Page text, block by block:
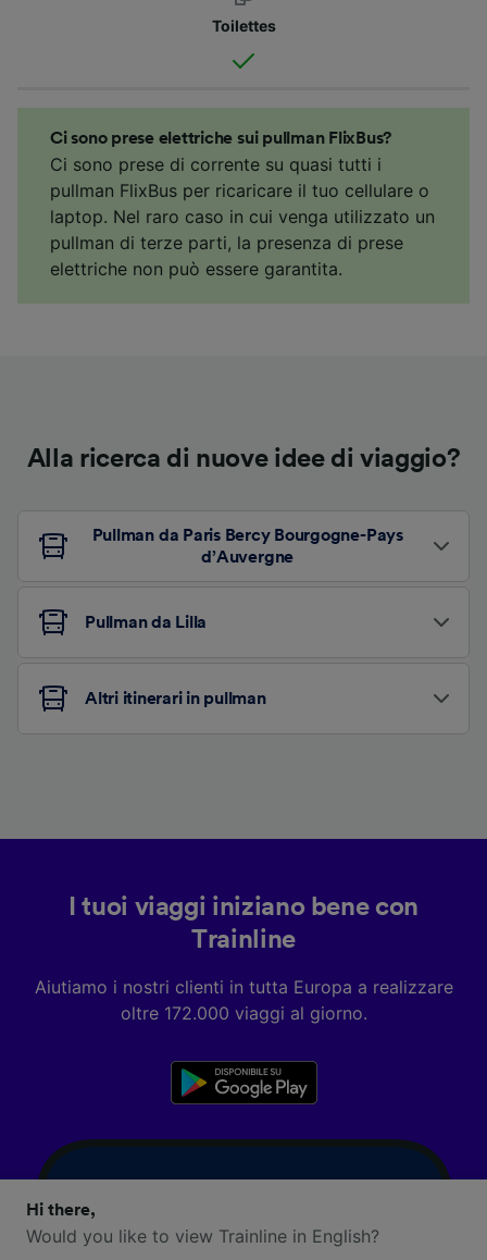
Toilettes
Ci sono prese elettriche sui pullman FlixBus?
Ci sono prese di corrente su quasi tutti i
pullman FlixBus per ricaricare il tuo cellulare o
laptop. Nel raro caso in cui venga utilizzato un
pullman di terze parti, la presenza di prese
elettriche non può essere garantita.
Alla ricerca di nuove idee di viaggio?
Pullman da Paris Bercy Bourgogne-Pays
d’Auvergne
Pullman da Lilla
Altri itinerari in pullman
I tuoi viaggi iniziano bene con
Trainline
Aiutiamo i nostri clienti in tutta Europa a realizzare
oltre 172.000 viaggi al giorno.
Hi there,
Would you like to view Trainline in English?